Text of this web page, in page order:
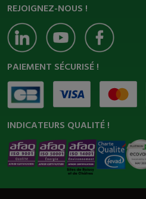
REJOIGNEZ-NOUS !
PAIEMENT SÉCURISÉ !
INDICATEURS QUALITÉ !